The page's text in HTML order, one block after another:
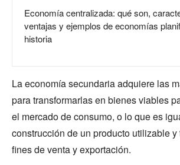
Economía centralizada: qué son,
ventajas y ejemplos de economías
historia
La economía secundaria adquiere las
para transformarlas en bienes viables
el mercado de consumo, o lo que es
construcción de un producto utilizable y
fines de venta y exportación.